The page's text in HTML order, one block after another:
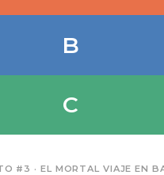
B
C
#3 · EL MORTAL VIAJE EN